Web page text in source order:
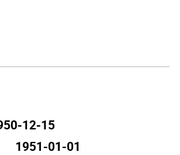
12-15
1951-01-01